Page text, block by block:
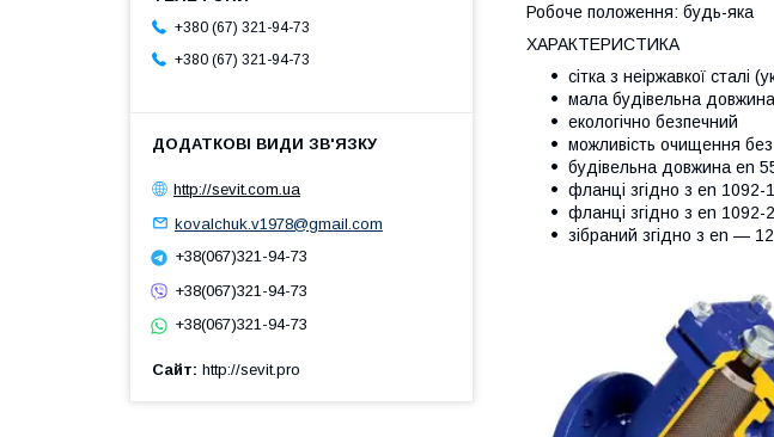
Робоче положення: будь-яка
ХАРАКТЕРИСТИКА
сітка з неіржавкої
мала будівельна довжина
екологічно безпечний
можливість очищення
будівельна довжина en
фланці згідно з en 1092-
фланці згідно з en 1092-
зібраний згідно з en —
+380 (67) 321-94-73
+380 (67) 321-94-73
http://sevit.com.ua
kovalchuk.v1978@gmail.com
+38(067)321-94-73
+38(067)321-94-73
+38(067)321-94-73
Сайт http://sevit.pro